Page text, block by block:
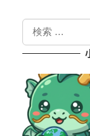
検
索